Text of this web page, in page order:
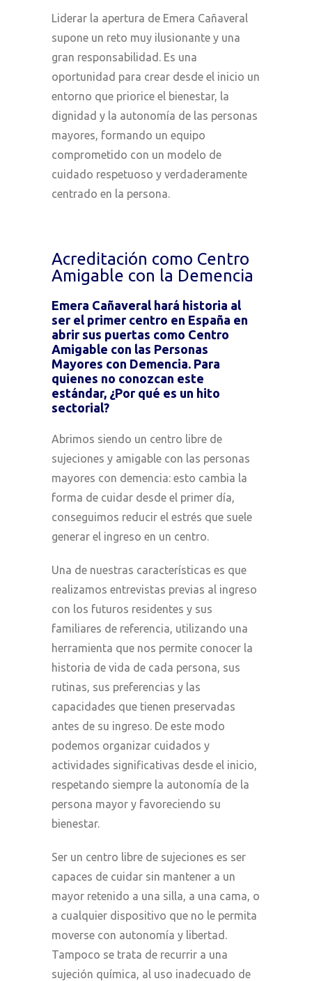
Liderar la apertura de Emera Cañaveral
supone un reto muy ilusionante y una
gran responsabilidad. Es una
oportunidad para crear desde el inicio un
entorno que priorice el bienestar, la
dignidad y la autonomía de las personas
mayores, formando un equipo
comprometido con un modelo de
cuidado respetuoso y verdaderamente
centrado en la persona.
Acreditación como Centro
Amigable con la Demencia
Emera Cañaveral hará historia al
ser el primer centro en España en
abrir sus puertas como Centro
Amigable con las Personas
Mayores con Demencia. Para
quienes no conozcan este
estándar, ¿Por qué es un hito
sectorial?
Abrimos siendo un centro libre de
sujeciones y amigable con las personas
mayores con demencia: esto cambia la
forma de cuidar desde el primer día,
conseguimos reducir el estrés que suele
generar el ingreso en un centro.
Una de nuestras características es que
realizamos entrevistas previas al ingreso
con los futuros residentes y sus
familiares de referencia, utilizando una
herramienta que nos permite conocer la
historia de vida de cada persona, sus
rutinas, sus preferencias y las
capacidades que tienen preservadas
antes de su ingreso. De este modo
podemos organizar cuidados y
actividades significativas desde el inicio,
respetando siempre la autonomía de la
persona mayor y favoreciendo su
bienestar.
Ser un centro libre de sujeciones es ser
capaces de cuidar sin mantener a un
mayor retenido a una silla, a una cama, o
a cualquier dispositivo que no le permita
moverse con autonomía y libertad.
Tampoco se trata de recurrir a una
sujeción química, al uso inadecuado de